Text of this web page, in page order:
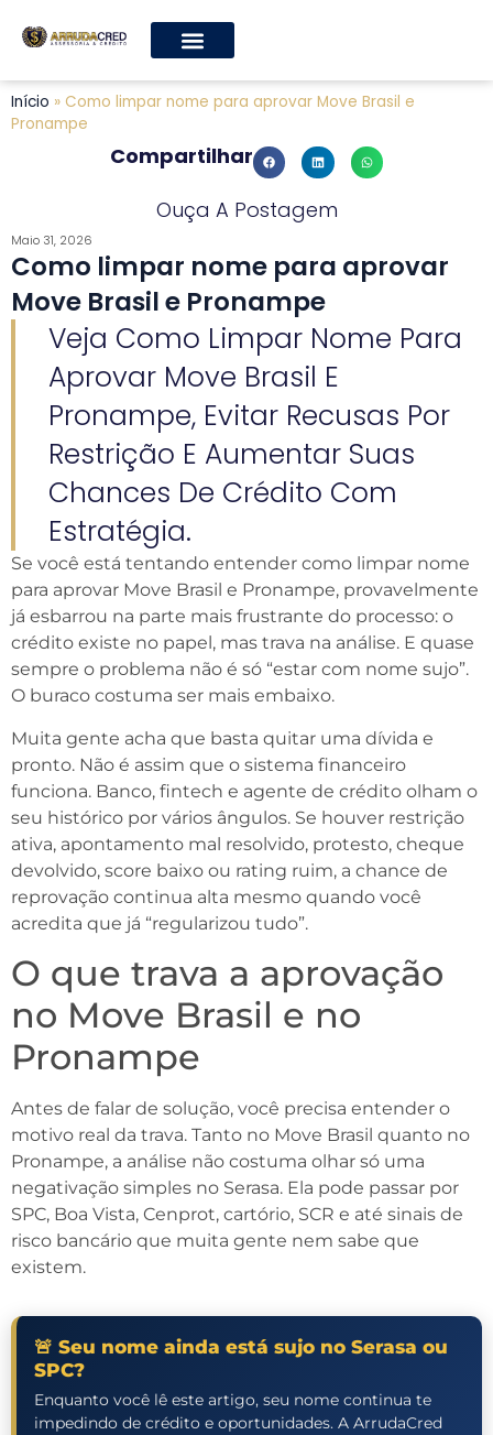
Início » Como limpar nome para aprovar Move Brasil e
Pronampe
Compartilhar
Ouça A Postagem
Maio 31, 2026
Como limpar nome para aprovar
Move Brasil e Pronampe
Veja Como Limpar Nome Para
Aprovar Move Brasil E
Pronampe, Evitar Recusas Por
Restrição E Aumentar Suas
Chances De Crédito Com
Estratégia.
Se você está tentando entender como limpar nome
para aprovar Move Brasil e Pronampe, provavelmente
já esbarrou na parte mais frustrante do processo: o
crédito existe no papel, mas trava na análise. E quase
sempre o problema não é só “estar com nome sujo”.
O buraco costuma ser mais embaixo.
Muita gente acha que basta quitar uma dívida e
pronto. Não é assim que o sistema financeiro
funciona. Banco, fintech e agente de crédito olham o
seu histórico por vários ângulos. Se houver restrição
ativa, apontamento mal resolvido, protesto, cheque
devolvido, score baixo ou rating ruim, a chance de
reprovação continua alta mesmo quando você
acredita que já “regularizou tudo”.
O que trava a aprovação
no Move Brasil e no
Pronampe
Antes de falar de solução, você precisa entender o
motivo real da trava. Tanto no Move Brasil quanto no
Pronampe, a análise não costuma olhar só uma
negativação simples no Serasa. Ela pode passar por
SPC, Boa Vista, Cenprot, cartório, SCR e até sinais de
risco bancário que muita gente nem sabe que
existem.
🚨 Seu nome ainda está sujo no Serasa ou
SPC?
Enquanto você lê este artigo, seu nome continua te
impedindo de crédito e oportunidades. A ArrudaCred